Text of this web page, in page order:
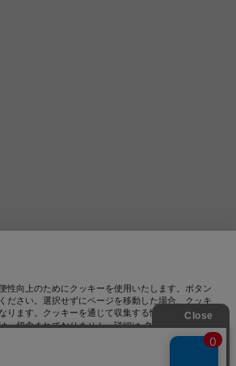
性向上のためにクッキーを使用いたします。ボタン
ださい。選択せずにページを移動した場合、クッキ
ります。クッキーを通じて収集する情報には「お客
一切含まれておりません。詳細はクッキーポリシ